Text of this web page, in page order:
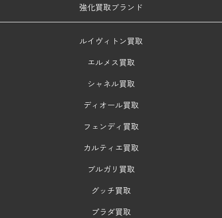
強化買取ブランド
ルイヴィトン買取
エルメス買取
シャネル買取
ディオール買取
フェンディ買取
カルティエ買取
ブルガリ買取
グッチ買取
プラダ買取